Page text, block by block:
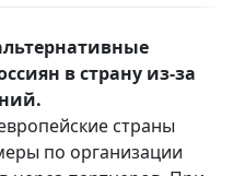
в страну из-за
страны
по организации